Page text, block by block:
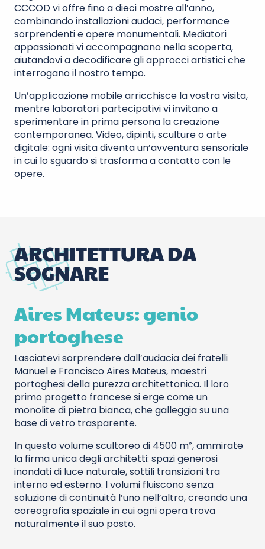
CCCOD vi offre fino a dieci mostre all’anno,
combinando installazioni audaci, performance
sorprendenti e opere monumentali. Mediatori
appassionati vi accompagnano nella scoperta,
aiutandovi a decodificare gli approcci artistici che
interrogano il nostro tempo.
Un’applicazione mobile arricchisce la vostra visita,
mentre laboratori partecipativi vi invitano a
sperimentare in prima persona la creazione
contemporanea. Video, dipinti, sculture o arte
digitale: ogni visita diventa un’avventura sensoriale
in cui lo sguardo si trasforma a contatto con le
opere.
ARCHITETTURA DA
SOGNARE
Aires Mateus: genio
portoghese
Lasciatevi sorprendere dall’audacia dei fratelli
Manuel e Francisco Aires Mateus, maestri
portoghesi della purezza architettonica. Il loro
primo progetto francese si erge come un
monolite di pietra bianca, che galleggia su una
base di vetro trasparente.
In questo volume scultoreo di 4500 m², ammirate
la firma unica degli architetti: spazi generosi
inondati di luce naturale, sottili transizioni tra
interno ed esterno. I volumi fluiscono senza
soluzione di continuità l’uno nell’altro, creando una
coreografia spaziale in cui ogni opera trova
naturalmente il suo posto.